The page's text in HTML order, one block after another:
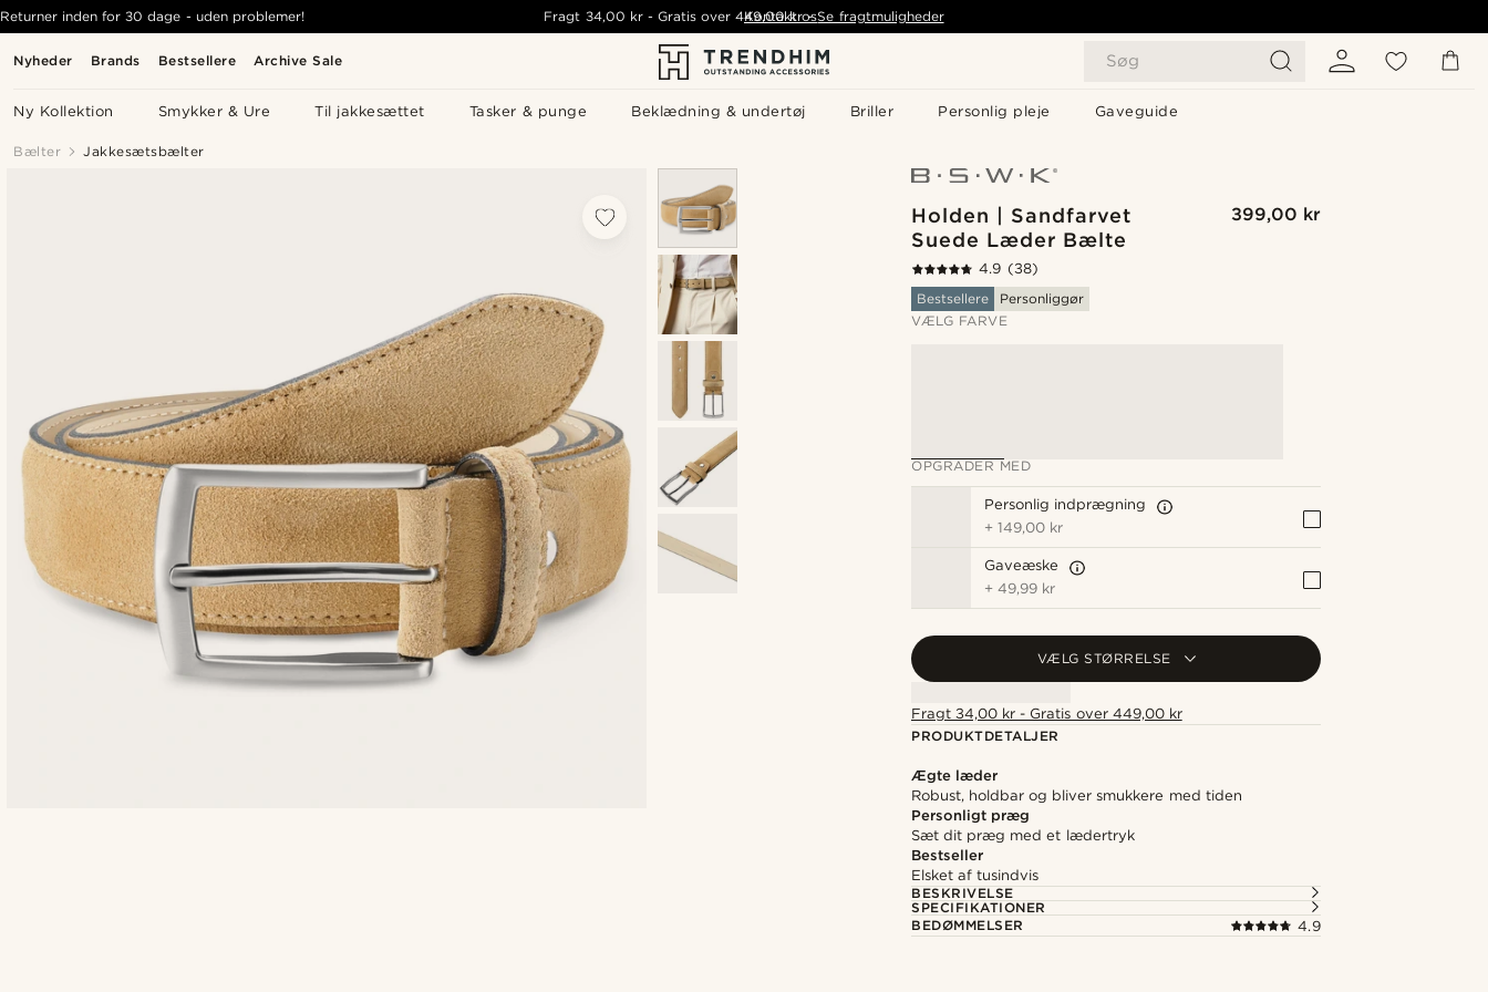
Nyheder Brands Bestsellere Archive Sale Søg
Ny Kollektion Smykker & Ure Til jakkesættet Tasker & punge Beklædning & undertøj Briller Personlig pleje Gaveguide
Returner inden for 30 dage - uden problemer! Fragt 34,00 kr- Gratis over 449,00 kr - Se fragtmuligheder
Kontakt os
Bælter Jakkesætsbælter
Holden | Sandfarvet
Suede Læder Bælte
399,00 kr
4.9 (38)
Bestsellere
Personliggør
VÆLG FARVE
OPGRADER MED
Personlig indprægning
+149,00 kr
Gaveæske
+49,99 kr
VÆLG STØRRELSE
Fragt 34,00 kr - Gratis over 449,00 kr
PRODUKTDETALJER
Ægte læder
Robust, holdbar og bliver smukkere med tiden
Personligt præg
Sæt dit præg med et lædertryk
Bestseller
Elsket af tusindvis
BESKRIVELSE
SPECIFIKATIONER
BEDØMMELSER
4.9